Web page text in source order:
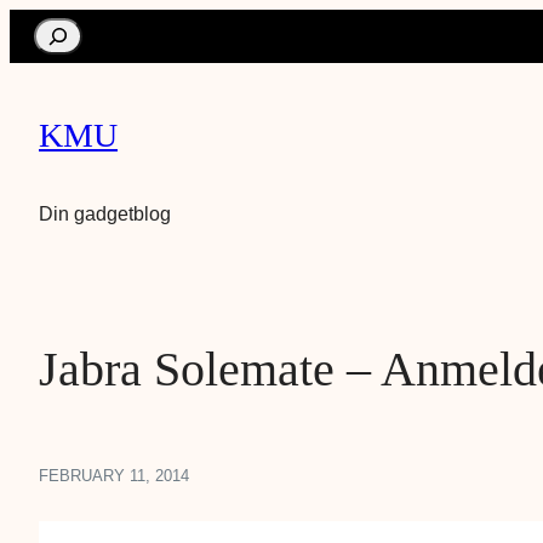
Search
KMU
Din gadgetblog
Jabra Solemate –
FEBRUARY 11, 2014